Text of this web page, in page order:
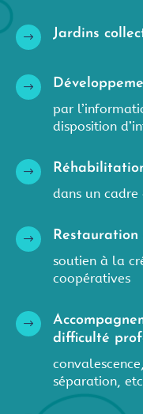
$ Jardins
$
par
disposition
$
dans un
$
soutien à la
coopératives
$
difficulté
séparation,